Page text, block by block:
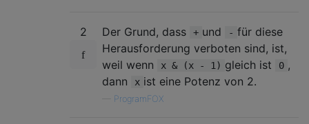
2 Der Grund, dass + und - für diese
Herausforderung verboten sind, ist,
weil wenn
x & (x - 1) gleich ist 0 ,
dann
x ist eine Potenz von 2.
ProgramFOX